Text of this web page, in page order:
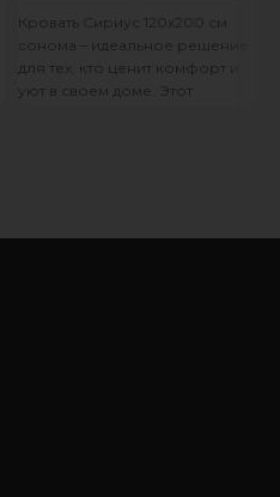
Кровать Сириус 120х200 см
сонома – идеальное решение
для тех, кто ценит комфорт и
уют в своем доме. Этот